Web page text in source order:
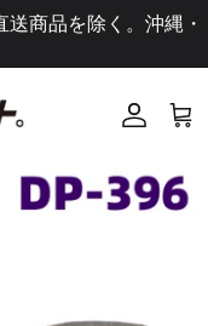
商品を除く。沖縄・